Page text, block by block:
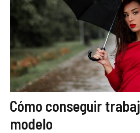
Cómo conseguir
modelo